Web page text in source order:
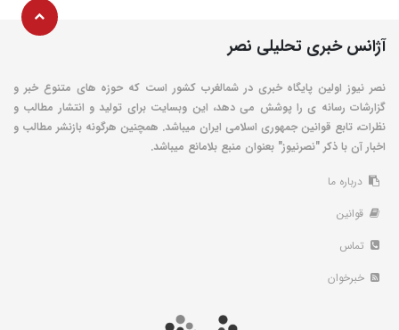
آژانس خبری تحلیلی نصر
نصر نیوز اولین پایگاه خبری در شمالغرب کشور است که حوزه های متنوع خبر و
گزارشات رسانه ی را پوشش می دهد، این وبسایت برای تولید و انتشار مطالب و
نظرات، تابع قوانین جمهوری اسلامی ایران میباشد. همچنین هرگونه بازنشر مطالب و
اخبار آن با ذکر "نصرنیوز" بعنوان منبع بلامانع میباشد.
درباره ما
قوانین
تماس
خبرخوان